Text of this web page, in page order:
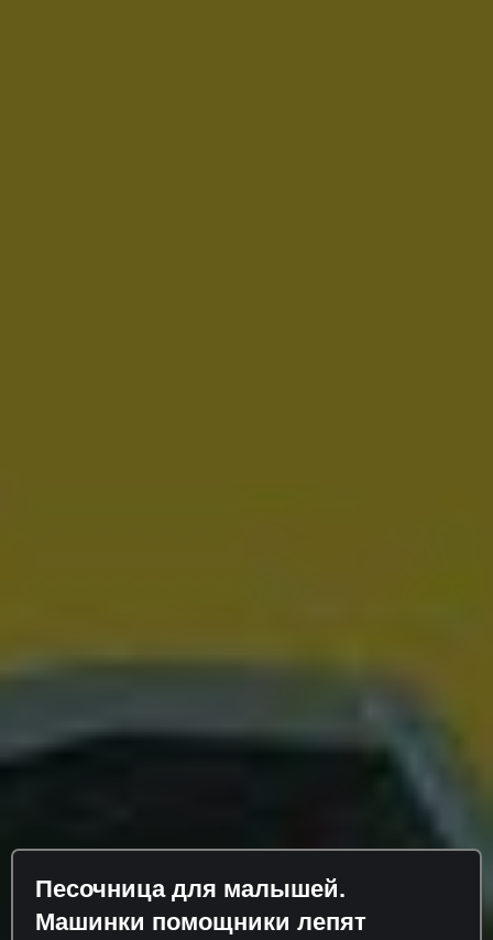
Песочница для малышей.
Машинки помощники лепят